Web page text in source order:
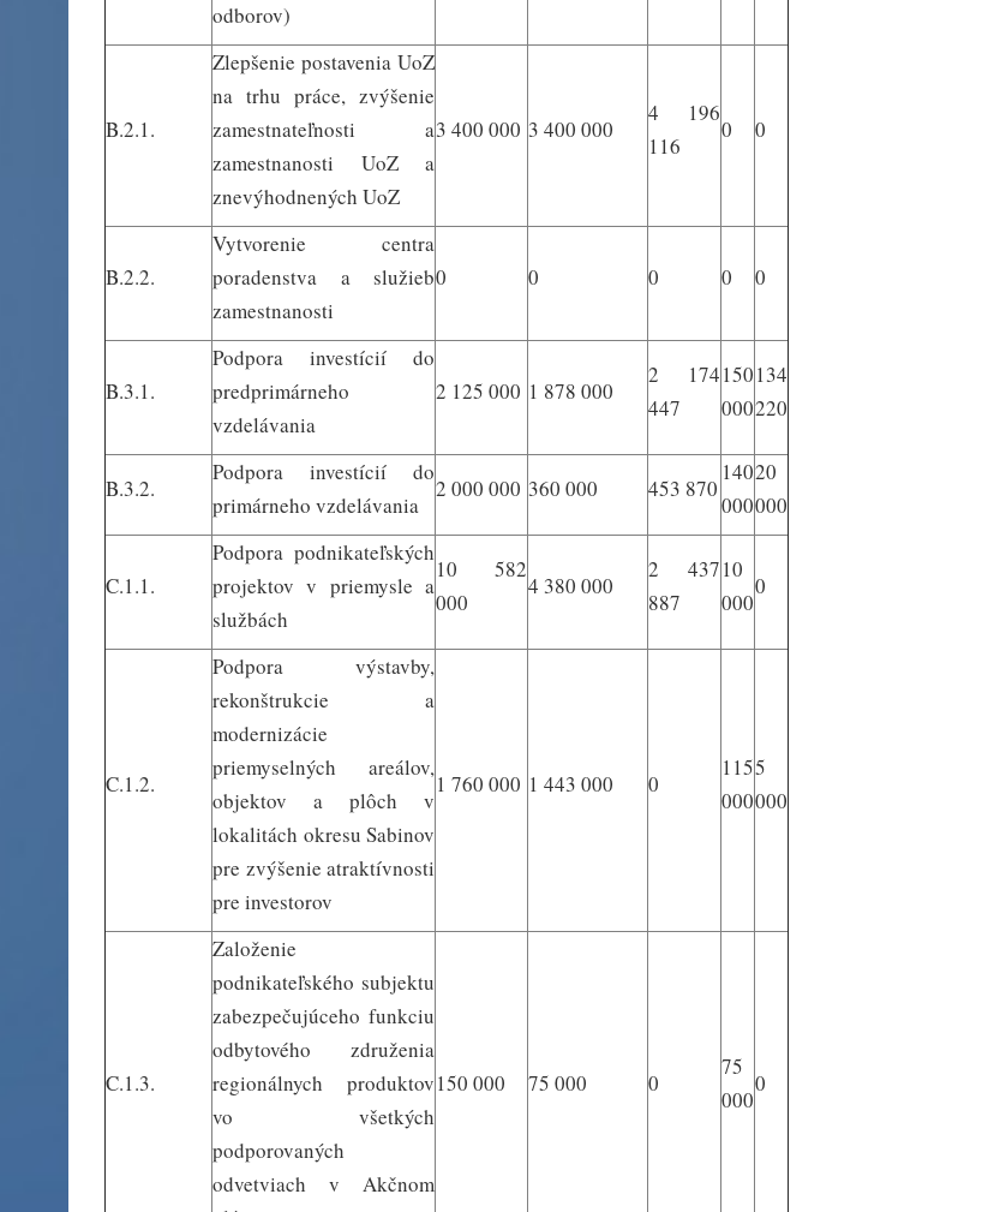
odborov)
B.2.1.
Zlepšenie postavenia UoZ
na trhu práce, zvýšenie
zamestnateľnosti a
zamestnanosti UoZ a
znevýhodnených UoZ
3 400 000 3 400 000
4 196
116
0 0
B.2.2.
Vytvorenie centra
poradenstva a služieb
zamestnanosti
0 0 0 0 0
B.3.1.
Podpora investícií do
predprimárneho
vzdelávania
2 125 000 1 878 000
2 174
447
150
000
134
220
B.3.2.
Podpora investícií do
primárneho vzdelávania
2 000 000 360 000 453 870
140
000
20
000
C.1.1.
Podpora podnikateľských
projektov v priemysle a
službách
10 582
000
4 380 000
2 437
887
10
000
0
C.1.2.
Podpora výstavby,
rekonštrukcie a
modernizácie
priemyselných areálov,
objektov a plôch v
lokalitách okresu Sabinov
pre zvýšenie atraktívnosti
pre investorov
1 760 000 1 443 000 0
115
000
5
000
C.1.3.
Založenie
podnikateľského subjektu
zabezpečujúceho funkciu
odbytového združenia
regionálnych produktov
vo všetkých
podporovaných
odvetviach v Akčnom
150 000 75 000 0
75
000
0